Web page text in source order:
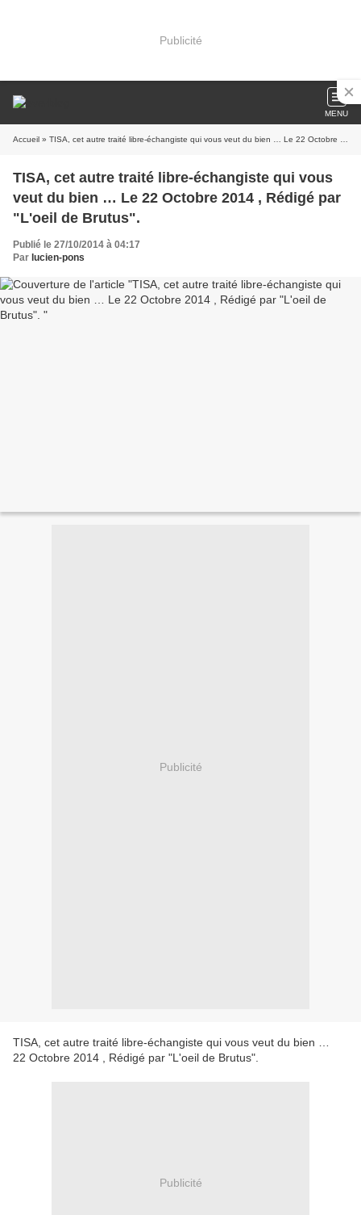
Publicité
MENU
Accueil » TISA, cet autre traité libre-échangiste qui vous veut du bien … Le 22 Octobre 2014 , Rédigé par "L'oeil de Brutus".
TISA, cet autre traité libre-échangiste qui vous
veut du bien … Le 22 Octobre 2014 , Rédigé par
"L'oeil de Brutus".
Publié le 27/10/2014 à 04:17
Par lucien-pons
Publicité
TISA, cet autre traité libre-échangiste qui vous veut du bien …
22 Octobre 2014 , Rédigé par "L'oeil de Brutus".
Publicité